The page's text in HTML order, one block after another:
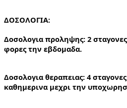
ΔΟΣΟΛΟΓΙΑ:
Δοσολογια προληψης: 2
φορες την εβδομαδα.
Δοσολογια θεραπειας: 4
καθημερινα μεχρι την